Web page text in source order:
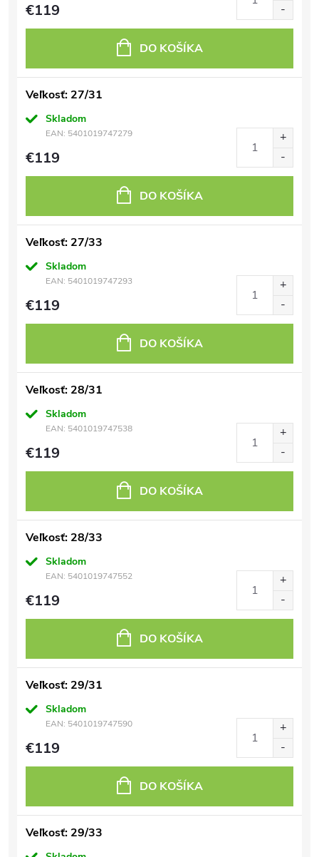
€119
DO KOŠÍKA
Veľkosť: 27/31
Skladom
EAN: 5401019747279
€119
DO KOŠÍKA
Veľkosť: 27/33
Skladom
EAN: 5401019747293
€119
DO KOŠÍKA
Veľkosť: 28/31
Skladom
EAN: 5401019747538
€119
DO KOŠÍKA
Veľkosť: 28/33
Skladom
EAN: 5401019747552
€119
DO KOŠÍKA
Veľkosť: 29/31
Skladom
EAN: 5401019747590
€119
DO KOŠÍKA
Veľkosť: 29/33